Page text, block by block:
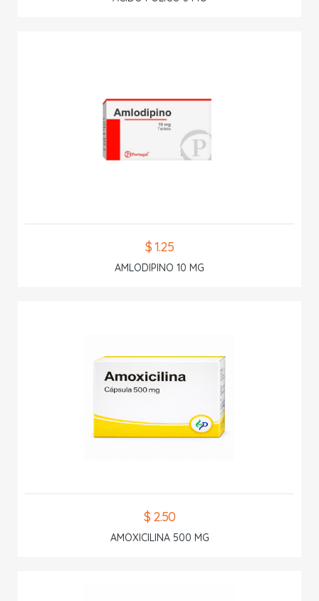
$ 1.25
AMLODIPINO 10 MG
$ 2.50
AMOXICILINA 500 MG